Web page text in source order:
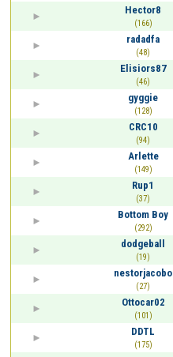
Hector8
(166)
radadfa
(48)
Elisiors87
(46)
gyggie
(128)
CRC10
(94)
Arlette
(149)
Rup1
(37)
Bottom Boy
(292)
dodgeball
(19)
nestorjacobo
(27)
Ottocar02
(101)
DDTL
(175)